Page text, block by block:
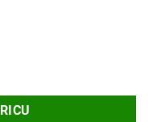
CRNA količina